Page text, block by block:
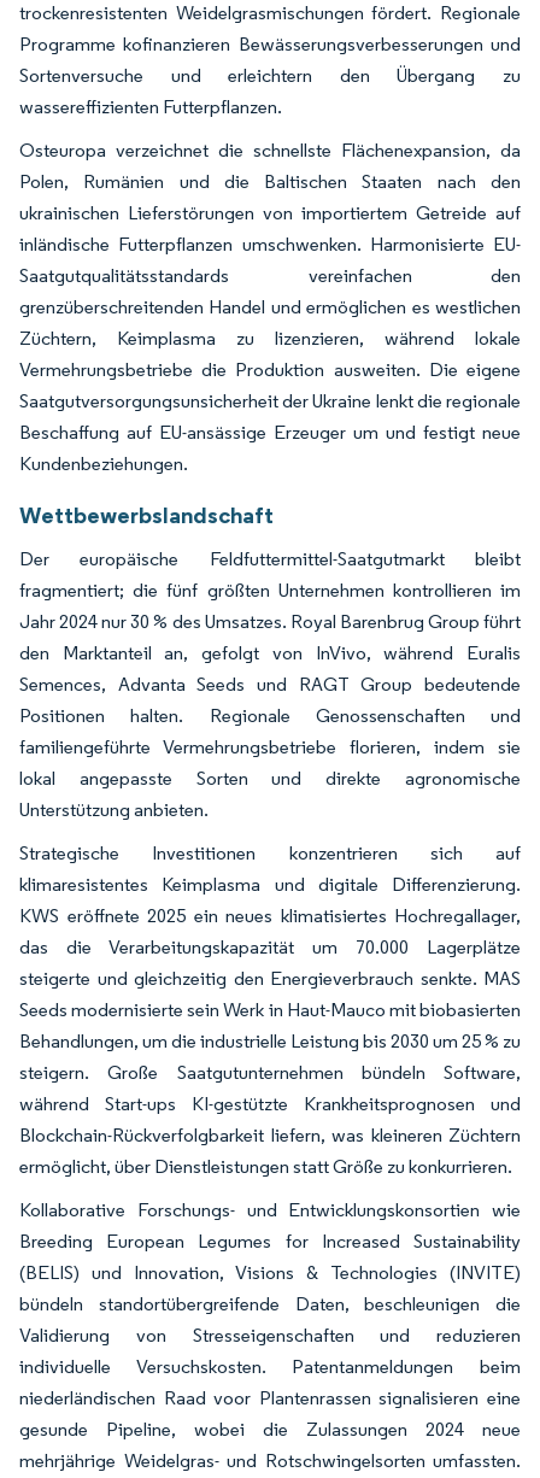
trockenresistenten Weidelgrasmischungen fördert. Regionale
Programme kofinanzieren Bewässerungsverbesserungen und
Sortenversuche und erleichtern den Übergang zu
wassereffizienten Futterpflanzen.
Osteuropa verzeichnet die schnellste Flächenexpansion, da
Polen, Rumänien und die Baltischen Staaten nach den
ukrainischen Lieferstörungen von importiertem Getreide auf
inländische Futterpflanzen umschwenken. Harmonisierte EU-
Saatgutqualitätsstandards vereinfachen den
grenzüberschreitenden Handel und ermöglichen es westlichen
Züchtern, Keimplasma zu lizenzieren, während lokale
Vermehrungsbetriebe die Produktion ausweiten. Die eigene
Saatgutversorgungsunsicherheit der Ukraine lenkt die regionale
Beschaffung auf EU-ansässige Erzeuger um und festigt neue
Kundenbeziehungen.
Wettbewerbslandschaft
Der europäische Feldfuttermittel-Saatgutmarkt bleibt
fragmentiert; die fünf größten Unternehmen kontrollieren im
Jahr 2024 nur 30 % des Umsatzes. Royal Barenbrug Group führt
den Marktanteil an, gefolgt von InVivo, während Euralis
Semences, Advanta Seeds und RAGT Group bedeutende
Positionen halten. Regionale Genossenschaften und
familiengeführte Vermehrungsbetriebe florieren, indem sie
lokal angepasste Sorten und direkte agronomische
Unterstützung anbieten.
Strategische Investitionen konzentrieren sich auf
klimaresistentes Keimplasma und digitale Differenzierung.
KWS eröffnete 2025 ein neues klimatisiertes Hochregallager,
das die Verarbeitungskapazität um 70.000 Lagerplätze
steigerte und gleichzeitig den Energieverbrauch senkte. MAS
Seeds modernisierte sein Werk in Haut-Mauco mit biobasierten
Behandlungen, um die industrielle Leistung bis 2030 um 25 % zu
steigern. Große Saatgutunternehmen bündeln Software,
während Start-ups KI-gestützte Krankheitsprognosen und
Blockchain-Rückverfolgbarkeit liefern, was kleineren Züchtern
ermöglicht, über Dienstleistungen statt Größe zu konkurrieren.
Kollaborative Forschungs- und Entwicklungskonsortien wie
Breeding European Legumes for Increased Sustainability
(BELIS) und Innovation, Visions & Technologies (INVITE)
bündeln standortübergreifende Daten, beschleunigen die
Validierung von Stresseigenschaften und reduzieren
individuelle Versuchskosten. Patentanmeldungen beim
niederländischen Raad voor Plantenrassen signalisieren eine
gesunde Pipeline, wobei die Zulassungen 2024 neue
mehrjährige Weidelgras- und Rotschwingelsorten umfassten.